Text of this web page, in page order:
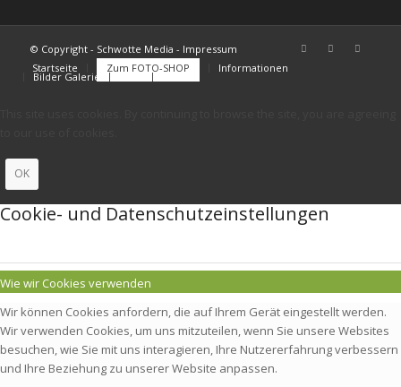
© Copyright - Schwotte Media - Impressum
Startseite
Zum FOTO-SHOP Informationen
Bilder Galerie
OK
Cookie- und Datenschutzeinstellungen
Wie wir Cookies verwenden
Wir können Cookies anfordern, die auf Ihrem Gerät eingestellt werden.
Wir verwenden Cookies, um uns mitzuteilen, wenn Sie unsere Websites
besuchen, wie Sie mit uns interagieren, Ihre Nutzererfahrung verbessern
und Ihre Beziehung zu unserer Website anpassen.